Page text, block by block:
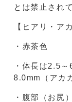
とは禁止され
【ヒアリ・ア
・赤茶色
・体長は2.5
8.0mm（アカ
・腹部（お尻